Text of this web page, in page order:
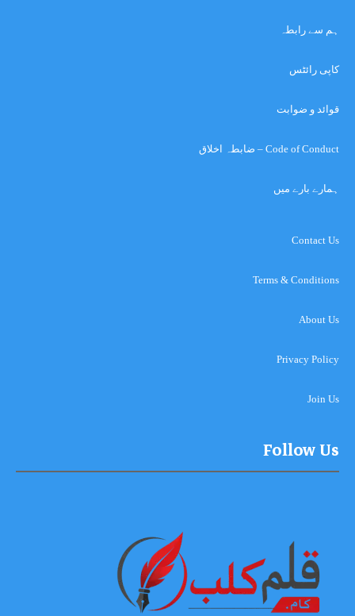
ہم سے رابطہ
کاپی رائٹس
قوائد و ضوابت
Code of Conduct – ضابطہ اخلاق
ہمارے بارے میں
Contact Us
Terms & Conditions
About Us
Privacy Policy
Join Us
Follow Us